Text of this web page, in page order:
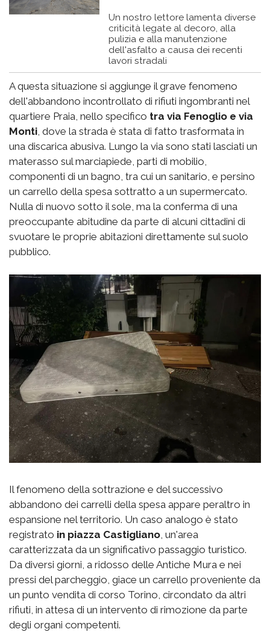
Un nostro lettore lamenta diverse
criticità legate al decoro, alla
pulizia e alla manutenzione
dell'asfalto a causa dei recenti
lavori stradali
A questa situazione si aggiunge il grave fenomeno
dell'abbandono incontrollato di rifiuti ingombranti nel
quartiere Praia, nello specifico tra via Fenoglio e via
Monti , dove la strada è stata di fatto trasformata in
una discarica abusiva. Lungo la via sono stati lasciati un
materasso sul marciapiede, parti di mobilio,
componenti di un bagno, tra cui un sanitario, e persino
un carrello della spesa sottratto a un supermercato.
Nulla di nuovo sotto il sole, ma la conferma di una
preoccupante abitudine da parte di alcuni cittadini di
svuotare le proprie abitazioni direttamente sul suolo
pubblico.
Il fenomeno della sottrazione e del successivo
abbandono dei carrelli della spesa appare peraltro in
espansione nel territorio. Un caso analogo è stato
registrato in piazza Castigliano, un'area
caratterizzata da un significativo passaggio turistico.
Da diversi giorni, a ridosso delle Antiche Mura e nei
pressi del parcheggio, giace un carrello proveniente da
un punto vendita di corso Torino, circondato da altri
rifiuti, in attesa di un intervento di rimozione da parte
degli organi competenti.